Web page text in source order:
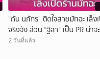
"กัน นภัทร" ติดใจสายมัทฉะ เล็ง
จริงจัง ส่วน "ฐิสา" เป็น PR น่าจะ
กว่า
2 วันที่แล้ว